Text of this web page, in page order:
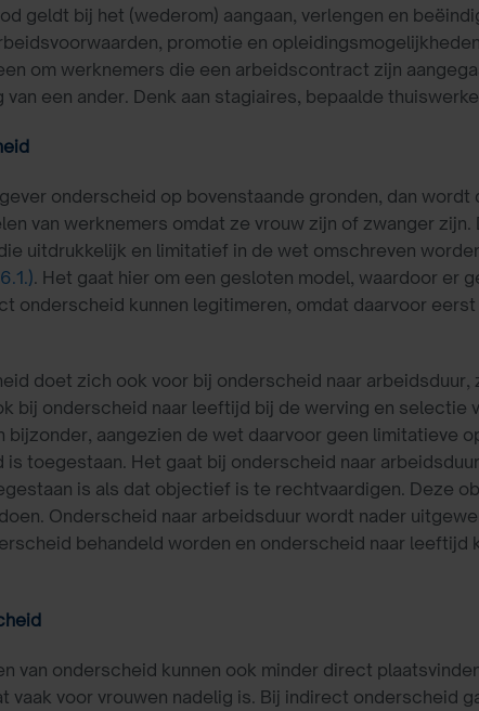
geldt bij het (wederom) aangaan, verlengen en
promotie en opleidingsmogelijkheden
om werknemers die een arbeidscontract zijn
van een ander. Denk aan stagiaires, bepaalde
onderscheid op bovenstaande gronden, dan
van werknemers omdat ze vrouw zijn of zwanger
uitdrukkelijk en limitatief in de wet omschreven
. Het gaat hier om een gesloten model, waardoor er
onderscheid kunnen legitimeren, omdat daarvoor
doet zich ook voor bij onderscheid naar
bij onderscheid naar leeftijd bij de werving en selectie
bijzonder, aangezien de wet daarvoor geen limitatieve
is toegestaan. Het gaat bij onderscheid naar
is als dat objectief is te rechtvaardigen. Deze
Onderscheid naar arbeidsduur wordt nader
behandeld worden en onderscheid naar
van onderscheid kunnen ook minder direct
vaak voor vrouwen nadelig is. Bij indirect onderscheid